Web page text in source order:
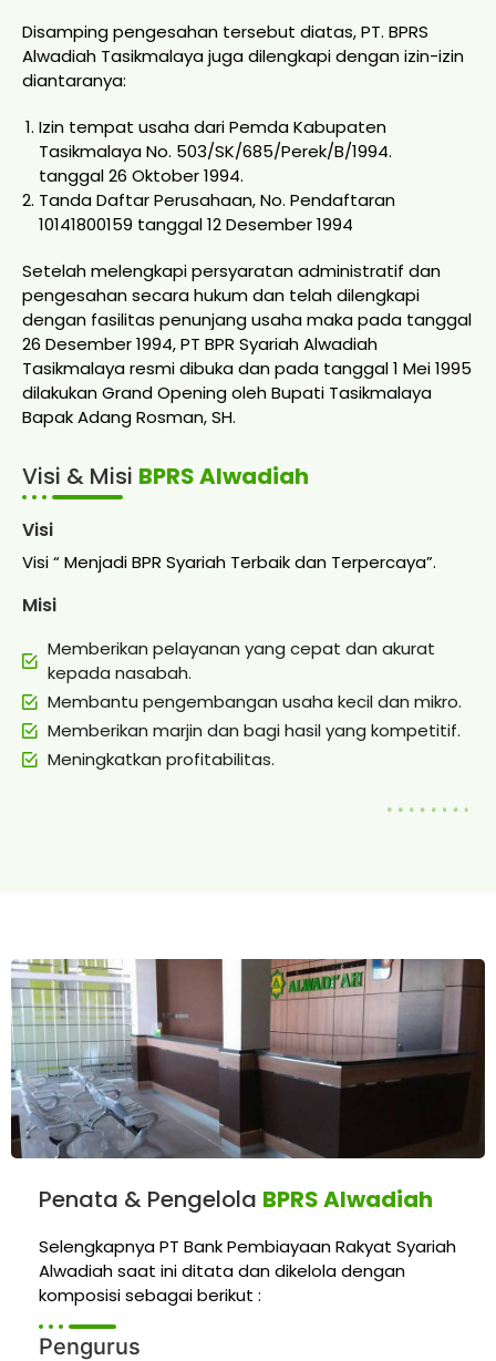
Disamping pengesahan tersebut diatas, PT. BPRS
Alwadiah Tasikmalaya juga dilengkapi dengan izin-izin
diantaranya:
Izin tempat usaha dari Pemda Kabupaten
Tasikmalaya No. 503/SK/685/Perek/B/1994.
tanggal 26 Oktober 1994.
Tanda Daftar Perusahaan, No. Pendaftaran
10141800159 tanggal 12 Desember 1994
Setelah melengkapi persyaratan administratif dan
pengesahan secara hukum dan telah dilengkapi
dengan fasilitas penunjang usaha maka pada tanggal
26 Desember 1994, PT BPR Syariah Alwadiah
Tasikmalaya resmi dibuka dan pada tanggal 1 Mei 1995
dilakukan Grand Opening oleh Bupati Tasikmalaya
Bapak Adang Rosman, SH.
Visi & Misi BPRS Alwadiah
Visi
Visi “ Menjadi BPR Syariah Terbaik dan Terpercaya”.
Misi
Memberikan pelayanan yang cepat dan akurat
kepada nasabah.
Membantu pengembangan usaha kecil dan mikro.
Memberikan marjin dan bagi hasil yang kompetitif.
Meningkatkan profitabilitas.
Penata & Pengelola BPRS Alwadiah
Selengkapnya PT Bank Pembiayaan Rakyat Syariah
Alwadiah saat ini ditata dan dikelola dengan
komposisi sebagai berikut :
Pengurus